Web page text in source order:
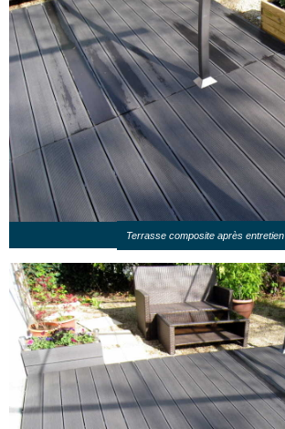
Terrasse composite après entretien